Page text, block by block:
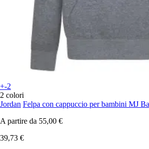
+-2
2 colori
Jordan Felpa con cappuccio per bambini MJ
A partire da 55,00 €
39,73 €